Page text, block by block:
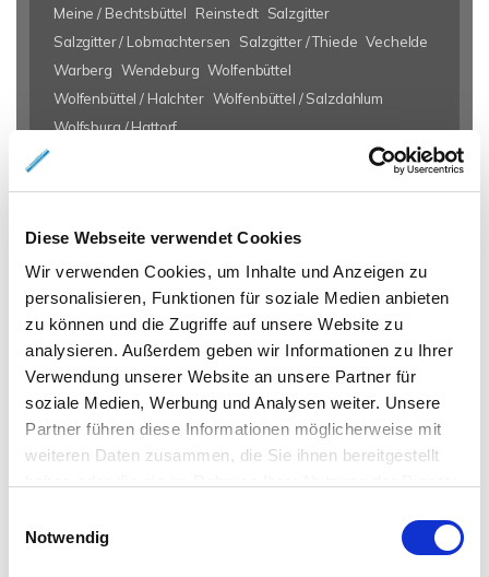
Diese Webseite verwendet Cookies
Wir verwenden Cookies, um Inhalte und Anzeigen zu
personalisieren, Funktionen für soziale Medien anbieten
zu können und die Zugriffe auf unsere Website zu
analysieren. Außerdem geben wir Informationen zu Ihrer
Verwendung unserer Website an unsere Partner für
soziale Medien, Werbung und Analysen weiter. Unsere
Partner führen diese Informationen möglicherweise mit
weiteren Daten zusammen, die Sie ihnen bereitgestellt
Notwendig
Meine / Bechtsbüttel
Reinstedt Salzgitter
Salzgitter / Lobmachtersen
Salzgitter / Thiede Vechelde
Warberg Wendeburg Wolfenbüttel
Wolfenbüttel / Halchter Wolfenbüttel / Salzdahlum
Wolfsburg / Hattorf
Braunschweig
Mietangebote Braunschweig
Braunschweig
Mietwohnung Braunschweig
Wohnungen
Braunschweig
Reihenhaus Braunschweig
Wohnung miete
Braunschweig
Wohnung suche Braunschweig
Wohnungssuche
Braunschweig
Wohnungsanzeigen Braunschweig
Wohnung
Braunschweig
Haus Braunschweig
Häuser Braunschweig
kaufen Braunschweig
mieten Braunschweig
Immobilie
Braunschweig
Immobilien Braunschweig
Hauskauf
Einfamilienhaus